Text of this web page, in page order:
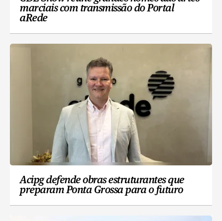
marciais com transmissão do Portal
aRede
Acipg defende obras estruturantes que
preparam Ponta Grossa para o futuro